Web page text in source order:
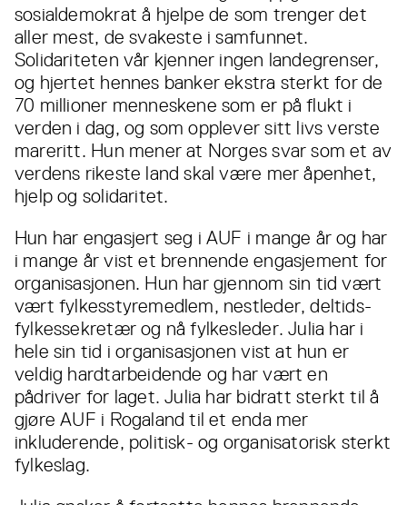
sosialdemokrat å hjelpe de som trenger det
aller mest, de svakeste i samfunnet.
Solidariteten vår kjenner ingen landegrenser,
og hjertet hennes banker ekstra sterkt for de
70 millioner menneskene som er på flukt i
verden i dag, og som opplever sitt livs verste
mareritt. Hun mener at Norges svar som et av
verdens rikeste land skal være mer åpenhet,
hjelp og solidaritet.
Hun har engasjert seg i AUF i mange år og har
i mange år vist et brennende engasjement for
organisasjonen. Hun har gjennom sin tid vært
vært fylkesstyremedlem, nestleder, deltids-
fylkessekretær og nå fylkesleder. Julia har i
hele sin tid i organisasjonen vist at hun er
veldig hardtarbeidende og har vært en
pådriver for laget. Julia har bidratt sterkt til å
gjøre AUF i Rogaland til et enda mer
inkluderende, politisk- og organisatorisk sterkt
fylkeslag.